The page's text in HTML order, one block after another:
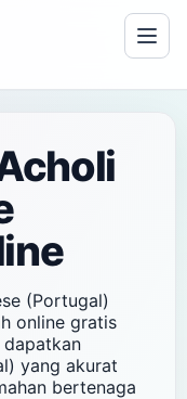
(Portugal)
online gratis
dapatkan
yang akurat
bertenaga